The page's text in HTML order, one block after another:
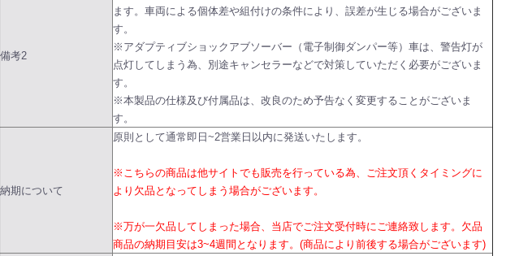
備考2
ます。車両による個体差や組付けの条件により、誤差が生じる場合がございま
す。
※アダプティブショックアブソーバー（電子制御ダンパー等）車は、警告灯が
点灯してしまう為、別途キャンセラーなどで対策していただく必要がございま
す。
※本製品の仕様及び付属品は、改良のため予告なく変更することがございま
す。
納期について
原則として通常即日~2営業日以内に発送いたします。
※こちらの商品は他サイトでも販売を行っている為、ご注文頂くタイミングに
より欠品となってしまう場合がございます。
※万が一欠品してしまった場合、当店でご注文受付時にご連絡致します。欠品
商品の納期目安は3~4週間となります。(商品により前後する場合がございます)